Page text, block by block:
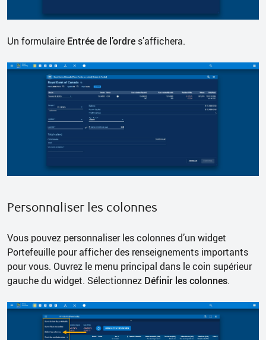
Un formulaire Entrée de l’ordre s’affichera.
Personnaliser les colonnes
Vous pouvez personnaliser les colonnes d’un widget
Portefeuille pour afficher des renseignements importants
pour vous. Ouvrez le menu principal dans le coin supérieur
gauche du widget. Sélectionnez Définir les colonnes.